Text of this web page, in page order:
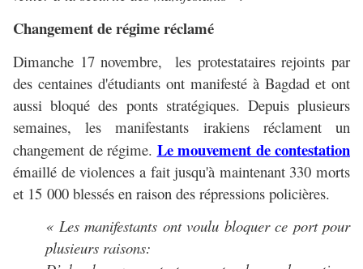
Changement de régime réclamé
Dimanche 17 novembre, les protestataires rejoints par
des centaines d'étudiants ont manifesté à Bagdad et ont
aussi bloqué des ponts stratégiques. Depuis plusieurs
semaines, les manifestants irakiens réclament un
changement de régime. Le mouvement de contestation
émaillé de violences a fait jusqu'à maintenant 330 morts
et 15 000 blessés en raison des répressions policières.
« Les manifestants ont voulu bloquer ce port pour
plusieurs raisons: